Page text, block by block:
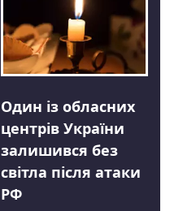
Один із обласних
центрів України
залишився без
світла після атаки
РФ